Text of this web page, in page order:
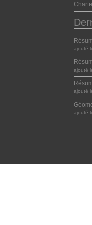
ajouté
ajouté
ajouté
ajouté